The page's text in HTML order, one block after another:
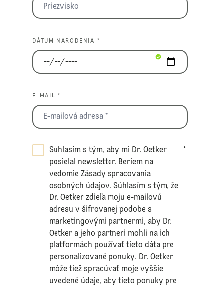
DÁTUM NARODENIA *
E-MAIL *
Súhlasím s tým, aby mi Dr. Oetker
posielal newsletter. Beriem na
vedomieZásady spracovania
osobných údajov. Súhlasím s tým, že
Dr. Oetker zdieľa moju e-mailovú
adresu v šifrovanej podobe s
marketingovými partnermi, aby Dr.
Oetker a jeho partneri mohli na ich
platformách používať tieto dáta pre
personalizované ponuky. Dr. Oetker
môže tiež spracúvať moje vyššie
uvedené údaje, aby tieto ponuky pre
*